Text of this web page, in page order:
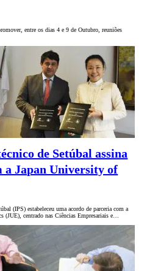
entre os dias 4 e 9 de Outubro, reuniões
de Setúbal assina
a Japan University of
(IPS) estabeleceu uma acordo de parceria com a
(JUE), centrado nas Ciências Empresariais e…